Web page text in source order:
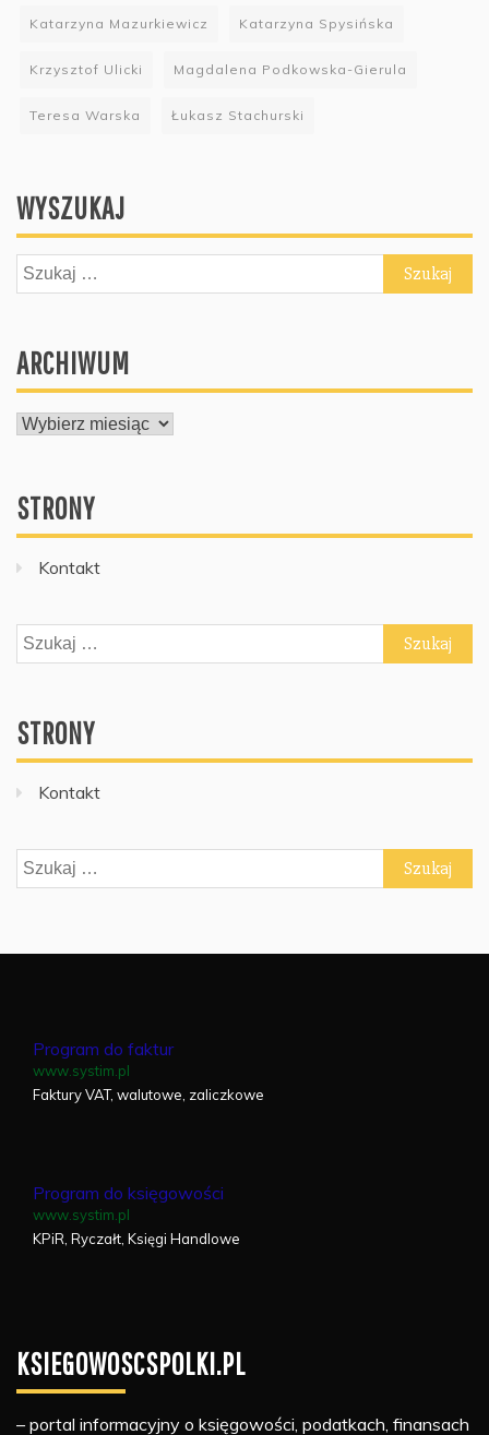
Katarzyna Mazurkiewicz Katarzyna Spysińska
Krzysztof Ulicki Magdalena Podkowska-Gierula
Teresa Warska Łukasz Stachurski
WYSZUKAJ
Szukaj:
ARCHIWUM
ARCHIWUM
STRONY
Kontakt
Szukaj:
STRONY
Kontakt
Szukaj:
Program do faktur
www.systim.pl
Faktury VAT, walutowe, zaliczkowe
Program do księgowości
www.systim.pl
KPiR, Ryczałt, Księgi Handlowe
KSIEGOWOSCSPOLKI.PL
– portal informacyjny o księgowości, podatkach, finansach